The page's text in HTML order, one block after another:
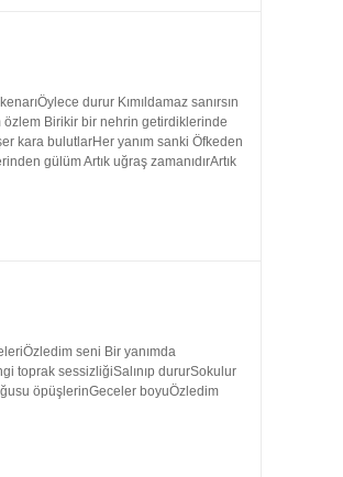
durur Kımıldamaz sanırsın
özlem Birikir bir nehrin getirdiklerinde
kara bulutlarHer yanım sanki Öfkeden
gülüm Artık uğraş zamanıdırArtık
seni Bir yanımda
toprak sessizliğiSalınıp dururSokulur
öpüşlerinGeceler boyuÖzledim